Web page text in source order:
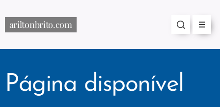
ariltonbrito.com
Página disponível